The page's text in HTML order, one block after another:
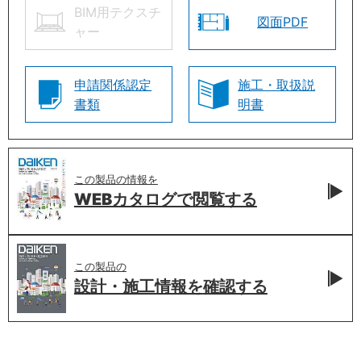
BIM用テクスチ
ャー
図面PDF
申請関係認定
書類
施工・取扱説
明書
この製品の情報を
WEBカタログで閲覧する
この製品の
設計・施工情報を確認する